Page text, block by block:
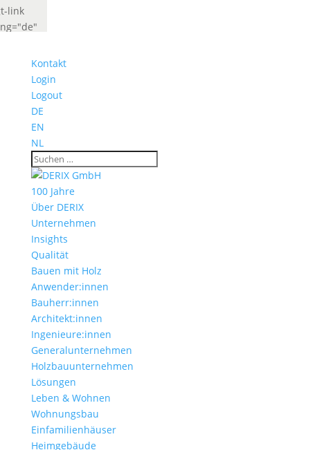
Kontakt
Login
Logout
DE
EN
NL
100 Jahre
Über DERIX
Unternehmen
Insights
Qualität
Bauen mit Holz
Anwender:innen
Bauherr:innen
Architekt:innen
Ingenieure:innen
Generalunternehmen
Holzbauunternehmen
Lösungen
Leben & Wohnen
Wohnungs­bau
Einfamilien­häuser
Heimgebäude
link